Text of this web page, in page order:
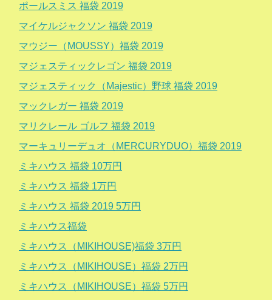
ポールスミス 福袋 2019
マイケルジャクソン 福袋 2019
マウジー（MOUSSY）福袋 2019
マジェスティックレゴン 福袋 2019
マジェスティック（Majestic）野球 福袋 2019
マックレガー 福袋 2019
マリクレール ゴルフ 福袋 2019
マーキュリーデュオ（MERCURYDUO）福袋 2019
ミキハウス 福袋 10万円
ミキハウス 福袋 1万円
ミキハウス 福袋 2019 5万円
ミキハウス福袋
ミキハウス（MIKIHOUSE)福袋 3万円
ミキハウス（MIKIHOUSE）福袋 2万円
ミキハウス（MIKIHOUSE）福袋 5万円